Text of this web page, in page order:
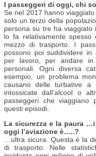
I passeggeri di oggi, chi
Se nel 2017 hanno
solo un terzo della
persona su tre ha viaggiato
lo fa relativamente
mezzo di trasporto. I
possono poi suddividere in
per lavoro, per andare in
personali. Ogni diversa
esempio, un problema
causano delle turbative a
intossicate dall’alcool o
passeggeri che viaggiano
questi episodi.
La sicurezza e la paura
oggi l’aviazione è…..?
…ultra sicura. Questa è la
di trasporto. Nelle